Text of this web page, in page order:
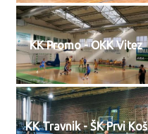
KK Promo - OKK Vitez
KK Travnik - ŠK Prvi Koš